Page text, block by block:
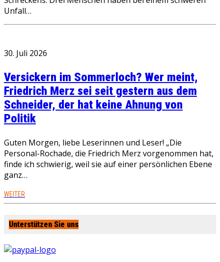
Unfall…
30. Juli 2026
Versickern im Sommerloch? Wer meint,
Friedrich Merz sei seit gestern aus dem
Schneider, der hat keine Ahnung von
Politik
Guten Morgen, liebe Leserinnen und Leser! „Die
Personal-Rochade, die Friedrich Merz vorgenommen hat,
finde ich schwierig, weil sie auf einer persönlichen Ebene
ganz…
WEITER
Unterstützen Sie uns